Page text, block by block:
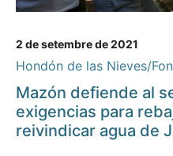
2 de setembre de 2021
Hondón de las Nieves/
Mazón defiende al
exigencias para
reivindicar agua de